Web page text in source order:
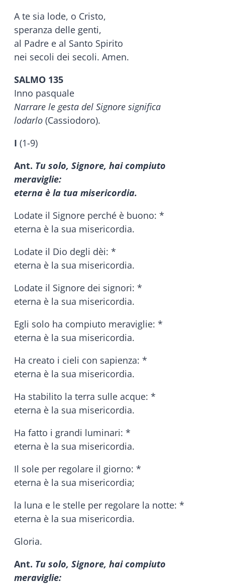
A te sia lode, o Cristo,
speranza delle genti,
al Padre e al Santo Spirito
nei secoli dei secoli. Amen.
SALMO 135
Inno pasquale
Narrare le gesta del Signore significa
lodarlo (Cassiodoro).
I (1-9)
Ant. Tu solo, Signore, hai compiuto
meraviglie:
eterna è la tua misericordia.
Lodate il Signore perché è buono: *
eterna è la sua misericordia.
Lodate il Dio degli dèi: *
eterna è la sua misericordia.
Lodate il Signore dei signori: *
eterna è la sua misericordia.
Egli solo ha compiuto meraviglie: *
eterna è la sua misericordia.
Ha creato i cieli con sapienza: *
eterna è la sua misericordia.
Ha stabilito la terra sulle acque: *
eterna è la sua misericordia.
Ha fatto i grandi luminari: *
eterna è la sua misericordia.
Il sole per regolare il giorno: *
eterna è la sua misericordia;
la luna e le stelle per regolare la notte: *
eterna è la sua misericordia.
Gloria.
Ant. Tu solo, Signore, hai compiuto
meraviglie: